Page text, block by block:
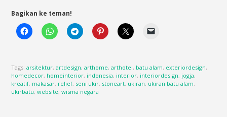
Bagikan ke teman!
Tags:arsitektur,artdesign,arthome,arthotel, batu alam, exteriordesign,
homedecor, homeinterior, indonesia, interior, interiordesign, jogja,
kreatif, makasar, relief, seni ukir, stoneart, ukiran, ukiran batu alam,
ukirbatu,website,wisma negara